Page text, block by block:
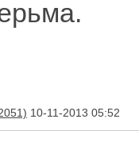
10-11-2013 05:52